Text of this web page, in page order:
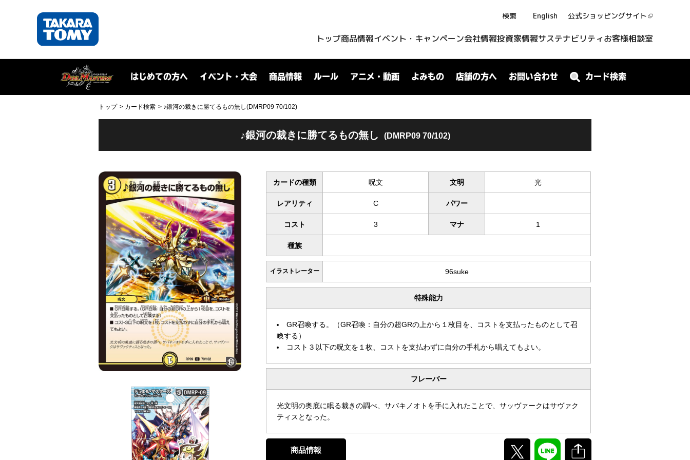
検索 English 公式ショッピングサイト
トップ商品情報イベント・キャンペーン会社情報投資家情報サステナビリティお客様相談室
はじめての方へ イベント・大会 商品情報 ルール アニメ・動画 よみもの 店舗の方へ お問い合わせ カード検索
トップ カード検索 ♪銀河の裁きに勝てるもの無し(DMRP09 70/102)
♪銀河の裁きに勝てるもの無し (DMRP09 70/102)
カードの種類 呪文 文明 光
レアリティ C パワー
コスト 3 マナ 1
種族
イラストレーター 96suke
特殊能力
GR召喚する。（GR召喚：自分の超GRの上から１枚目を、コストを支払ったものとして召
喚する）
コスト３以下の呪文を１枚、コストを支払わずに自分の手札から唱えてもよい。
フレーバー
光文明の奥底に眠る裁きの調べ、サバキノオトを手に入れたことで、サッヴァークはサヴァク
ティスとなった。
商品情報